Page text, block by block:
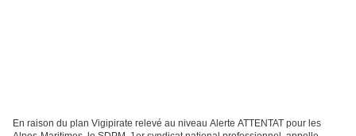
En raison du plan Vigipirate relevé au niveau Alerte ATTENTAT pour les